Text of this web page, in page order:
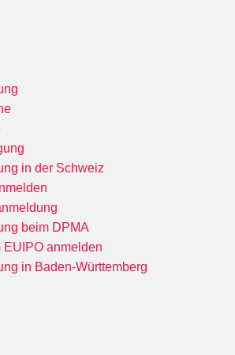
in der Schweiz
beim DPMA
EUIPO anmelden
in Baden-Württemberg